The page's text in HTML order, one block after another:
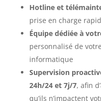
Hotline et
prise en charge
Équipe dédiée à
personnalisé de
informatique
Supervision
24h/24 et 7j/7, afin
qu’ils n’impactent